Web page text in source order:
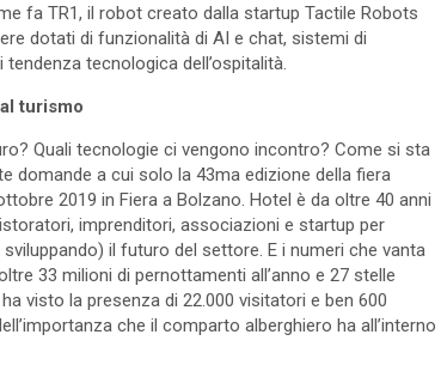
fa TR1, il robot creato dalla startup Tactile Robots
dotati di funzionalità di AI e chat, sistemi di
tecnologica dell’ospitalità.
turismo
Quali tecnologie ci vengono incontro? Come si sta
domande a cui solo la 43ma edizione della fiera
2019 in Fiera a Bolzano. Hotel è da oltre 40 anni
imprenditori, associazioni e startup per
il futuro del settore. E i numeri che vanta
33 milioni di pernottamenti all’anno e 27 stelle
visto la presenza di 22.000 visitatori e ben 600
che il comparto alberghiero ha all’interno